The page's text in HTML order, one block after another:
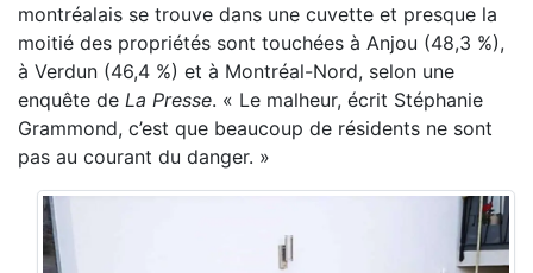
montréalais se trouve dans une cuvette et presque la
moitié des propriétés sont touchées à Anjou (48,3 %),
à Verdun (46,4 %) et à Montréal-Nord, selon une
enquête de La Presse. « Le malheur, écrit Stéphanie
Grammond, c’est que beaucoup de résidents ne sont
pas au courant du danger. »